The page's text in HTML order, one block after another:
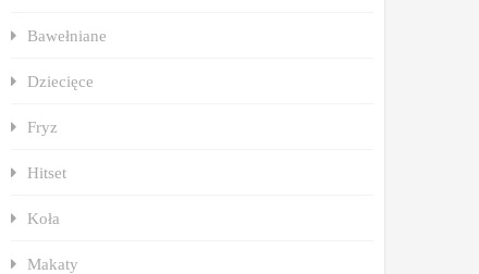
Bawełniane
Dziecięce
Fryz
Hitset
Koła
Makaty